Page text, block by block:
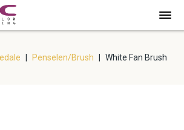
Penselen/Brush White Fan Brush